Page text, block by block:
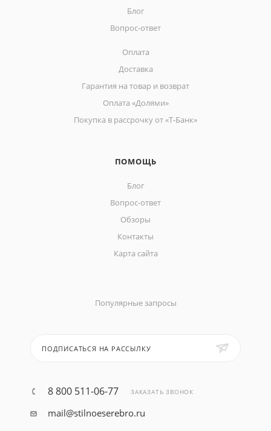
Блог
Вопрос-ответ
Оплата
Доставка
Гарантия на товар и возврат
Оплата «Долями»
Покупка в рассрочку от «Т-Банк»
ПОМОЩЬ
Блог
Вопрос-ответ
Обзоры
Контакты
Карта сайта
Популярные запросы
ПОДПИСАТЬСЯ НА РАССЫЛКУ
8 800 511-06-77 ЗАКАЗАТЬ ЗВОНОК
mail@stilnoeserebro.ru